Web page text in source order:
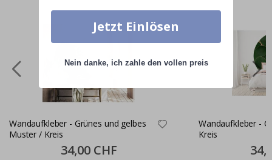
Wandaufkleber - Grünes und gelbes
Muster / Kreis
Special
Price
34,00 CHF
Wandaufkleber -
Kreis
Price
Jetzt Einlösen
Nein danke, ich zahle den vollen preis